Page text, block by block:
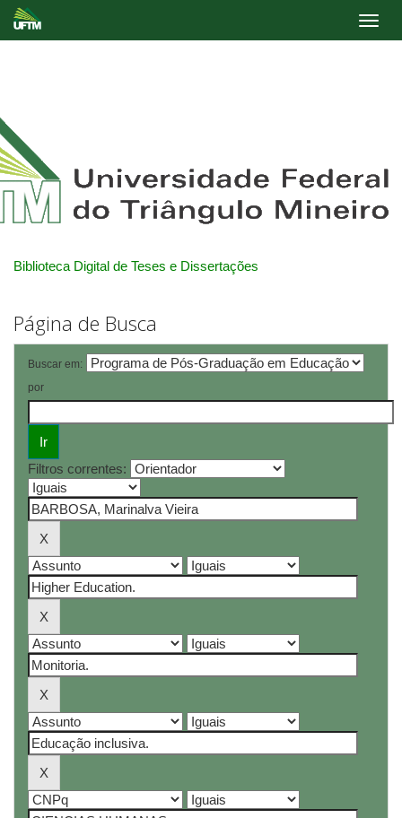
Biblioteca Digital de Teses e Dissertações
Página de Busca
Buscar em:
por
Filtros correntes: